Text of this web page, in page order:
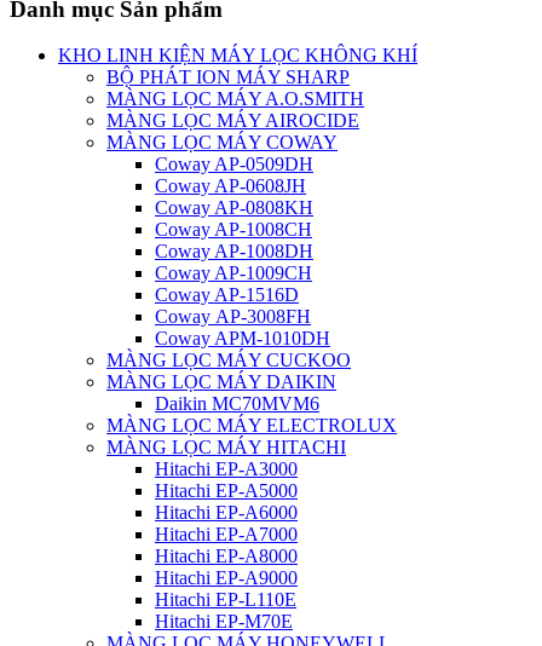
Danh mục Sản phẩm
KHO LINH KIỆN MÁY LỌC KHÔNG KHÍ
BỘ PHÁT ION MÁY SHARP
MÀNG LỌC MÁY A.O.SMITH
MÀNG LỌC MÁY AIROCIDE
MÀNG LỌC MÁY COWAY
Coway AP-0509DH
Coway AP-0608JH
Coway AP-0808KH
Coway AP-1008CH
Coway AP-1008DH
Coway AP-1009CH
Coway AP-1516D
Coway AP-3008FH
Coway APM-1010DH
MÀNG LỌC MÁY CUCKOO
MÀNG LỌC MÁY DAIKIN
Daikin MC70MVM6
MÀNG LỌC MÁY ELECTROLUX
MÀNG LỌC MÁY HITACHI
Hitachi EP-A3000
Hitachi EP-A5000
Hitachi EP-A6000
Hitachi EP-A7000
Hitachi EP-A8000
Hitachi EP-A9000
Hitachi EP-L110E
Hitachi EP-M70E